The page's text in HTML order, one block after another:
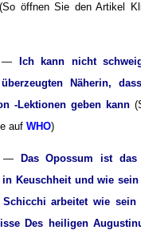
öffnen Sie den Artikel
— Ich kann nicht
Näherin,
-Lektionen geben kann
auf WHO)
—
Das Opossum ist
in Keuschheit und wie
Schicchi arbeitet wie sein
Des heiligen